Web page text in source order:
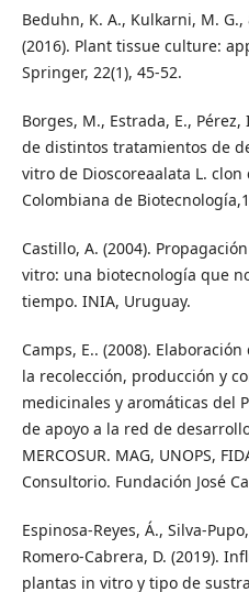
Beduhn, K. A., Kulkarni, M.
(2016). Plant tissue culture:
Springer, 22(1), 45-52.
Borges, M., Estrada, E., Pérez,
de distintos tratamientos de
vitro de Dioscoreaalata L. clon
Colombiana de
Castillo, A. (2004).
vitro: una biotecnología que
tiempo. INIA, Uruguay.
Camps, E.. (2008).
la recolección, producción y
medicinales y aromáticas del
de apoyo a la red de
MERCOSUR. MAG, UNOPS,
Consultorio. Fundación José
Espinosa-Reyes, Á., Silva-
Romero-Cabrera, D. (2019).
plantas in vitro y tipo de